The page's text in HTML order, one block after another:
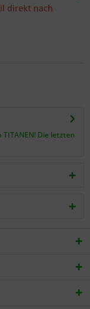
direkt nach
Die letzten